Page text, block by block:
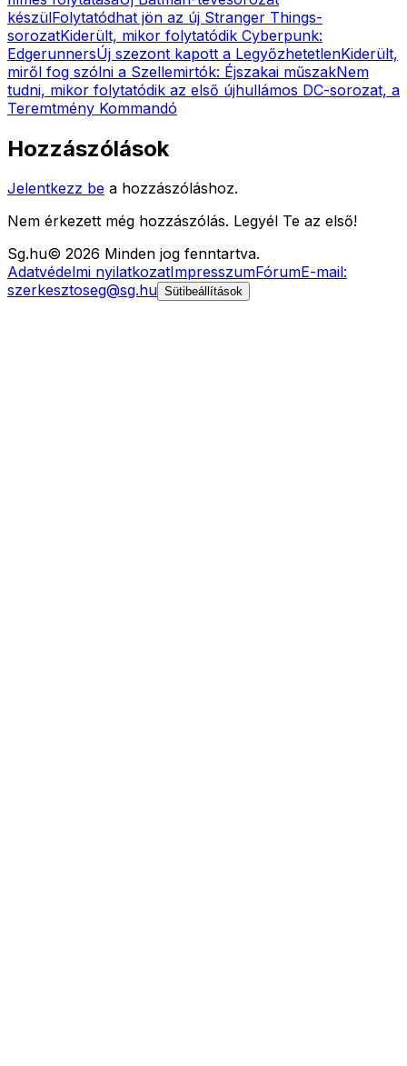
készülFolytatódhat jön az új Stranger Things-
sorozatKiderült, mikor folytatódik Cyberpunk:
EdgerunnersÚj szezont kapott a LegyőzhetetlenKiderült,
miről fog szólni a Szellemirtók: Éjszakai műszakNem
tudni, mikor folytatódik az első újhullámos DC-sorozat, a
Teremtmény Kommandó
Hozzászólások
Jelentkezz be a hozzászóláshoz.
Nem érkezett még hozzászólás. Legyél Te az első!
Sg.hu© 2026 Minden jog fenntartva.
Adatvédelmi nyilatkozatImpresszumFórumE-mail:
szerkesztoseg@sg.hu Sütibeállítások